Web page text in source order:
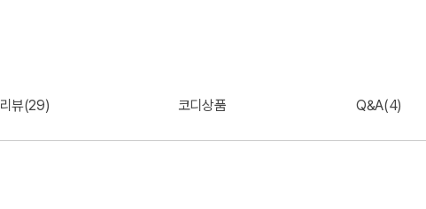
리뷰(29) 코디상품 Q&A(4)